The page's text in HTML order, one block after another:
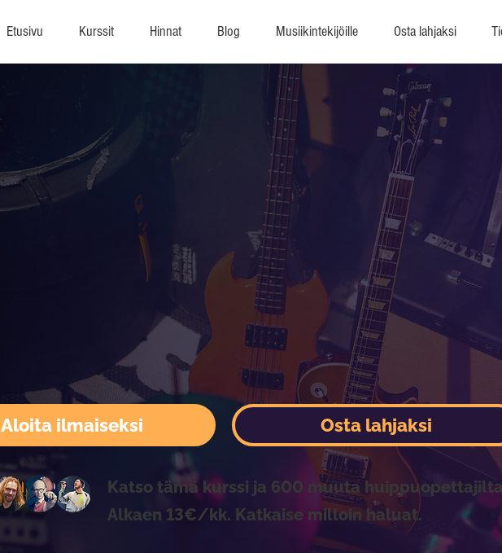
Etusivu Kurssit Hinnat Blog Musiikintekijöille Osta lahjaksi
Aloita ilmaiseksi
Katso tämä kurssi ja 600 muuta
Alkaen 13€/kk. Katkaise milloin haluat.
Osta lahjaksi